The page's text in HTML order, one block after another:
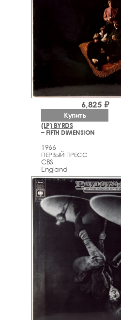
(LP) BYRDS
– FIFTH DIMENSION
1966
ПЕРВЫЙ ПРЕСС
CBS
England
6,825 ₽
Купить